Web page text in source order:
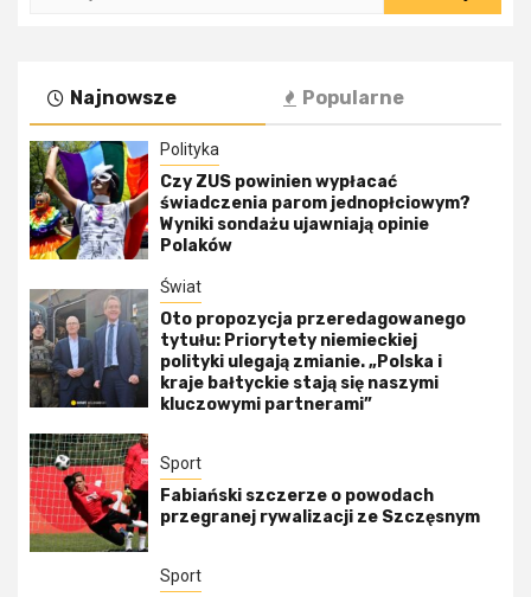
Najnowsze Popularne
Polityka
Czy ZUS powinien wypłacać
świadczenia parom jednopłciowym?
Wyniki sondażu ujawniają opinie
Polaków
Świat
Oto propozycja przeredagowanego
tytułu: Priorytety niemieckiej
polityki ulegają zmianie. „Polska i
kraje bałtyckie stają się naszymi
kluczowymi partnerami”
Sport
Fabiański szczerze o powodach
przegranej rywalizacji ze Szczęsnym
Sport